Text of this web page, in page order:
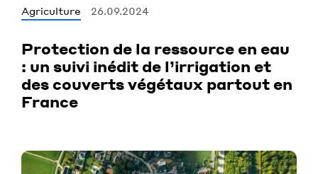
Agriculture 26.09.2024
Protection de la ressource en eau
: un suivi inédit de l’irrigation et
des couverts végétaux partout en
France